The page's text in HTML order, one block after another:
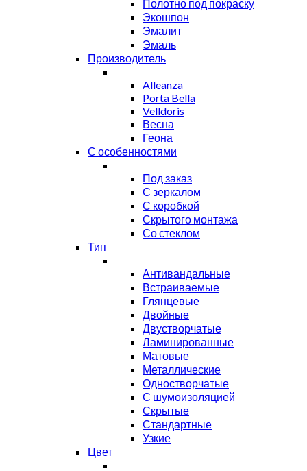
Полотно под покраску
Экошпон
Эмалит
Эмаль
Производитель
Alleanza
Porta Bella
Velldoris
Весна
Геона
С особенностями
Под заказ
С зеркалом
С коробкой
Скрытого монтажа
Со стеклом
Тип
Антивандальные
Встраиваемые
Глянцевые
Двойные
Двустворчатые
Ламинированные
Матовые
Металлические
Одностворчатые
С шумоизоляцией
Скрытые
Стандартные
Узкие
Цвет